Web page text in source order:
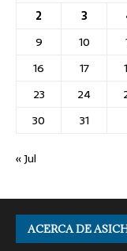
2
3
9
10
16
17
23
24
30
31
« Jul
ACERCA DE